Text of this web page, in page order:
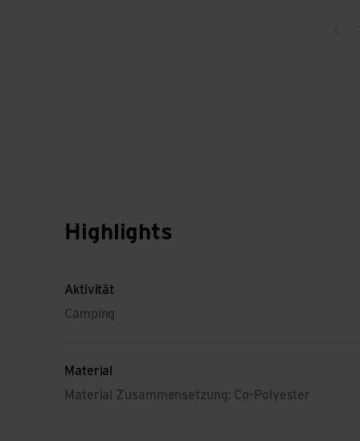
Highlights
Aktivität
Camping
Material
Material Zusammensetzung: Co-Polyester